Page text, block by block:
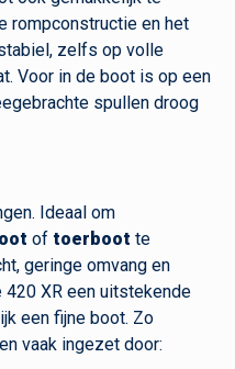
rompconstructie en het
zelfs op volle
Voor in de boot is op een
spullen droog
Ideaal om
of toerboot te
geringe omvang en
XR een uitstekende
een fijne boot. Zo
vaak ingezet door: